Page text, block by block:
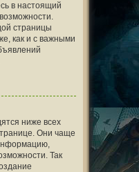
в настоящий
страницы
как и с важными
ниже всех
Они чаще
Так